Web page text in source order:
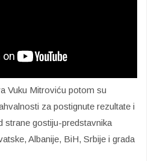
Vuku Mitroviću potom su
za postignute rezultate i
strane gostiju-predstavnika
Albanije, BiH, Srbije i grada